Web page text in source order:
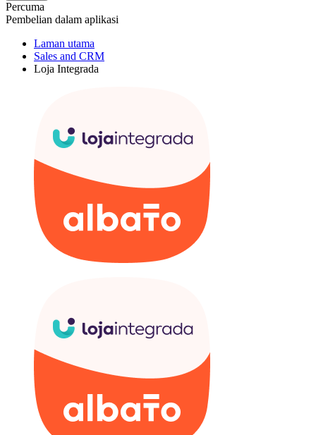
Percuma
Pembelian dalam aplikasi
Laman utama
Sales and CRM
Loja Integrada